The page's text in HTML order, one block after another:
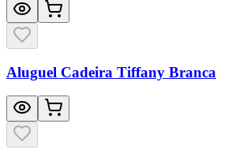
Aluguel Cadeira Tiffany Branca